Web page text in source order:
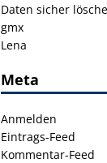
Daten sicher
gmx
Lena
Meta
Anmelden
Eintrags-Feed
Kommentar-Feed